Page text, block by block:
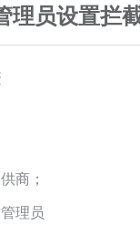
理员设置拦
商；
理员